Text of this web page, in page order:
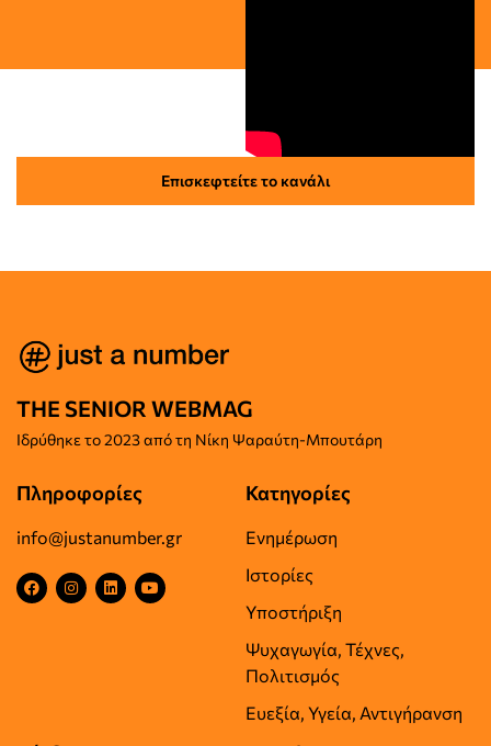
Επισκεφτείτε το κανάλι
THE SENIOR WEBMAG
Iδρύθηκε το2023 από τη Νίκη Ψαραύτη-Μπουτάρη
Πληροφορίες
info@justanumber.gr
Κατηγορίες
Ενημέρωση
Ιστορίες
Υποστήριξη
Ψυχαγωγία, Τέχνες,
Πολιτισμός
Ευεξία, Υγεία, Αντιγήρανση